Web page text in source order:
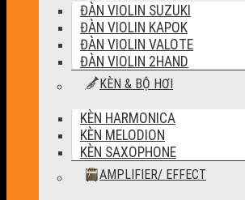
ĐÀN VIOLIN SUZUKI
ĐÀN VIOLIN KAPOK
ĐÀN VIOLIN VALOTE
ĐÀN VIOLIN 2HAND
KÈN & BỘ HƠI
KÈN HARMONICA
KÈN MELODION
KÈN SAXOPHONE
AMPLIFIER/ EFFECT